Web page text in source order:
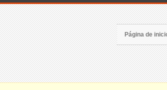
Página de